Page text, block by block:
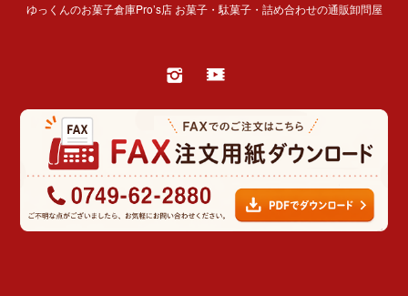
ゆっくんのお菓子倉庫Pro’s店 お菓子・駄菓子・詰め合わせの通販卸問屋